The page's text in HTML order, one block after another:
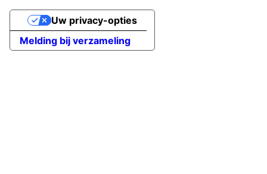
Melding bij verzameling
Uw privacy-opties